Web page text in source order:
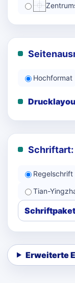
Hochformat
Schriftart:
Regelschrift
Tian-
Erweiterte